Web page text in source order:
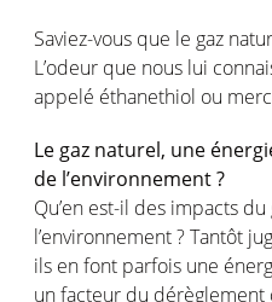
Saviez-vous que le gaz
L’odeur que nous lui
appelé éthanethiol ou
Le gaz naturel, une
de l’environnement ?
Qu’en est-il des impacts
l’environnement ? Tantôt
ils en font parfois une
un facteur du